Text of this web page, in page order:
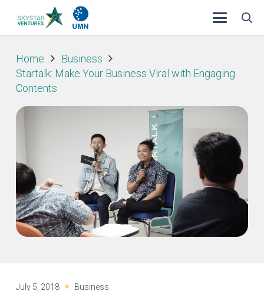
Home
Business
Startalk: Make Your Business Viral with Engaging
Contents
July 5, 2018 Business